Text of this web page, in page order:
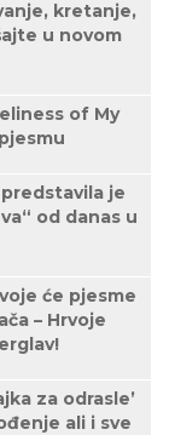
kretanje,
u novom
of My
je
od danas u
će pjesme
– Hrvoje
za odrasle’
ali i sve